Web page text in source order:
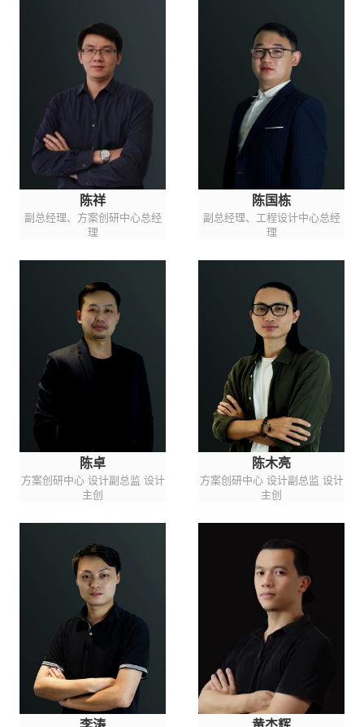
陈祥
副总经理、方案创研中心总经
理
陈国栋
副总经理、工程设计中心总经
理
陈卓
方案创研中心 设计副总监 设计
主创
陈木亮
方案创研中心 设计副总监 设计
主创